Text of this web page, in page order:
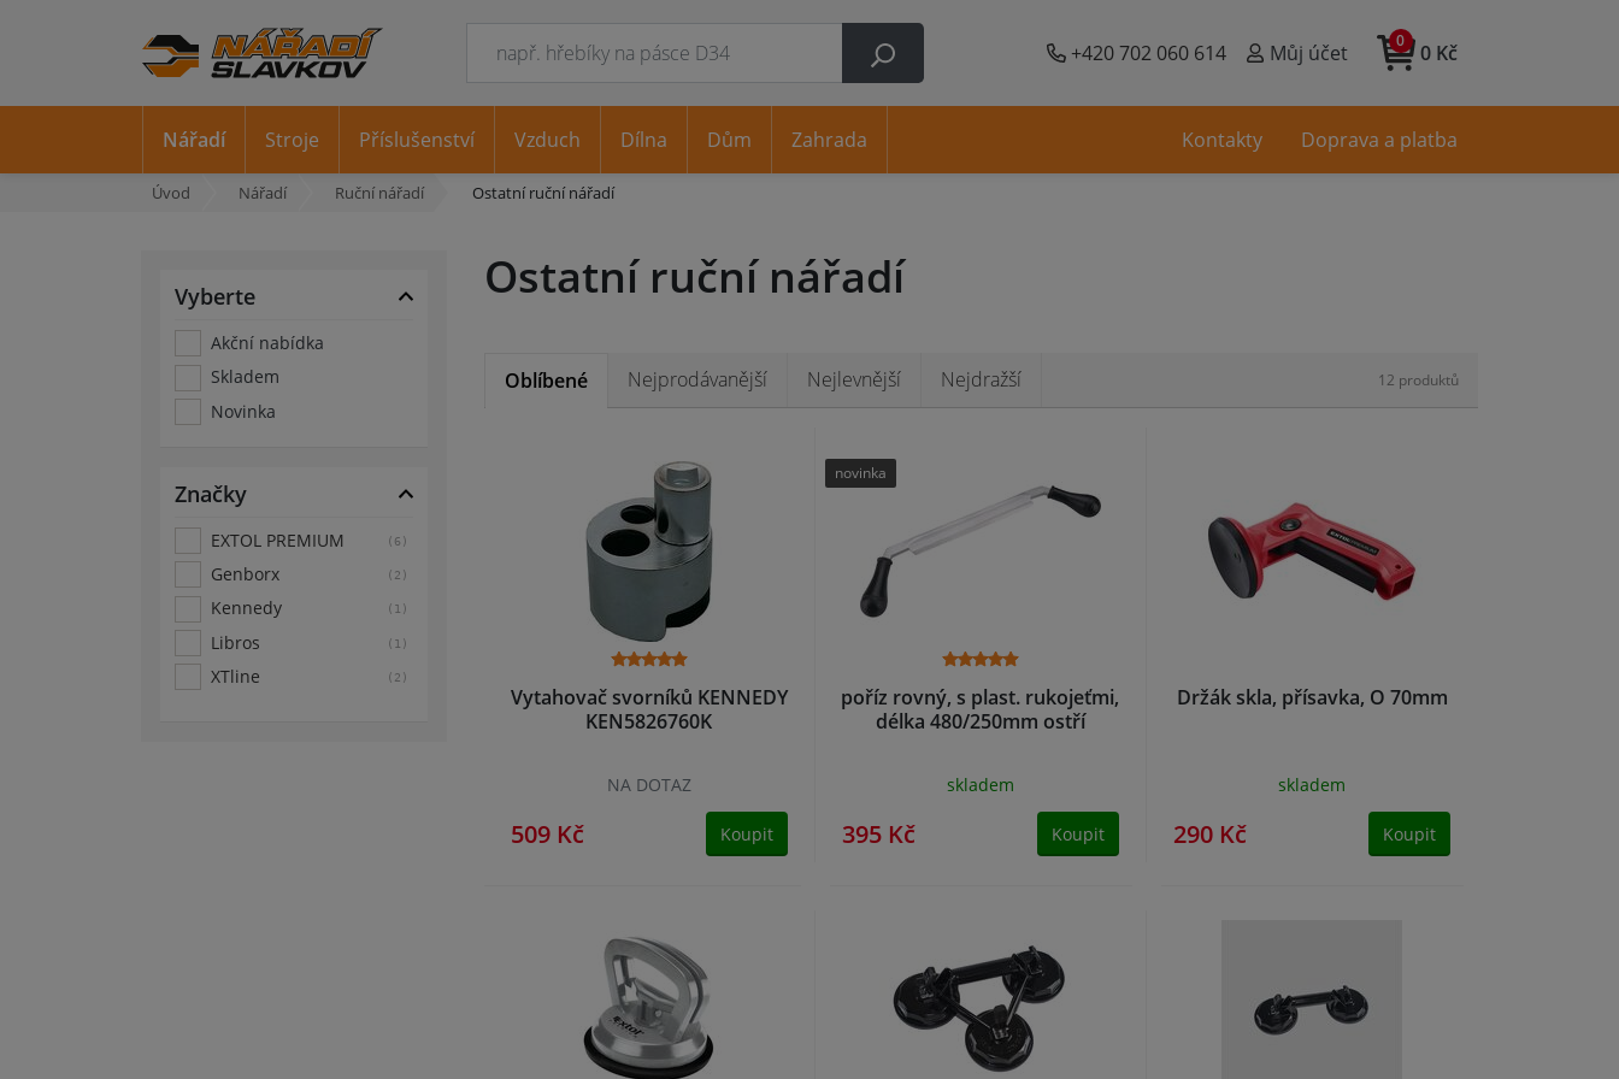
+420 702 060 614 Můj účet 0 Kč
0
Úvod Nářadí Ruční nářadí Ostatní ruční nářadí
Vyberte
Akční nabídka
Skladem
Novinka
Značky
EXTOL PREMIUM (6)
Genborx (2)
Kennedy (1)
Libros (1)
XTline (2)
Ostatní ruční nářadí
Oblíbené Nejprodávanější Nejlevnější Nejdražší
Vytahovač svorníků KENNEDY
KEN5826760K
NA DOTAZ
509 Kč Koupit
poříz rovný, s plast. rukojeťmi,
délka 480/250mm ostří
novinka
skladem
395 Kč Koupit
Držák skla, přísavka, O 70mm
skladem
290 Kč Koupit
Nářadí Stroje Příslušenství Vzduch Dílna Dům Zahrada Kontakty Doprava a platba